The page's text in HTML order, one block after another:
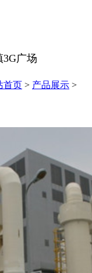
广场
首页 > 产品展示 >